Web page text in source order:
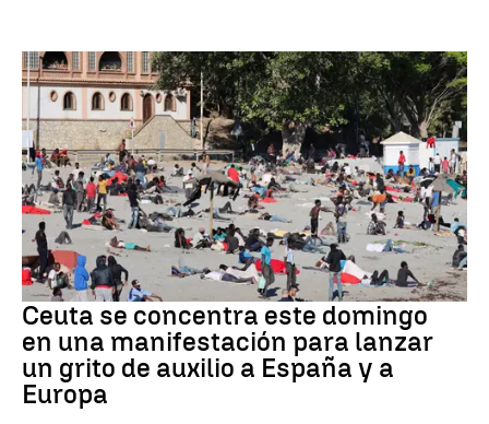
Crisis migratoria
Ceuta se concentra este domingo
en una manifestación para lanzar
un grito de auxilio a España y a
Europa